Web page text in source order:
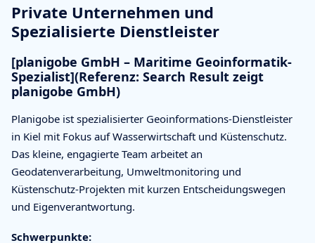
Private Unternehmen und
Spezialisierte Dienstleister
[planigobe GmbH – Maritime Geoinformatik-
Spezialist](Referenz: Search Result zeigt
planigobe GmbH)
Planigobe ist spezialisierter Geoinformations-Dienstleister
in Kiel mit Fokus auf Wasserwirtschaft und Küstenschutz.
Das kleine, engagierte Team arbeitet an
Geodatenverarbeitung, Umweltmonitoring und
Küstenschutz-Projekten mit kurzen Entscheidungswegen
und Eigenverantwortung.
Schwerpunkte: